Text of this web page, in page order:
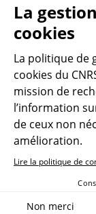
Créer un
La
cookies
La politique de
cookies du
mission de
l’information
de ceux non
amélioration.
Lire la politique de
Non merci